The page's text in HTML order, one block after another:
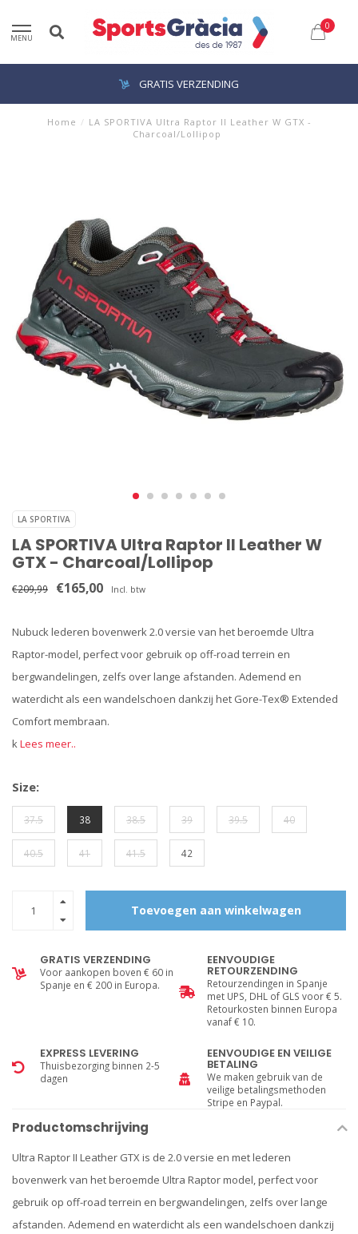
MENU
0
GRATIS VERZENDING
Home / LA SPORTIVA Ultra Raptor II Leather W GTX -
Charcoal/Lollipop
LA SPORTIVA
LA SPORTIVA Ultra Raptor II Leather W
GTX - Charcoal/Lollipop
€209,99 €165,00 Incl. btw
Nubuck lederen bovenwerk 2.0 versie van het beroemde Ultra
Raptor-model, perfect voor gebruik op off-road terrein en
bergwandelingen, zelfs over lange afstanden. Ademend en
waterdicht als een wandelschoen dankzij het Gore-Tex® Extended
Comfort membraan.
kLees meer..
Size:
37.5 38 38.5 39 39.5 40
40.5 41 41.5 42
Toevoegen aan winkelwagen
GRATIS VERZENDING
Voor aankopen boven € 60 in
Spanje en € 200 in Europa.
EENVOUDIGE
RETOURZENDING
Retourzendingen in Spanje
met UPS, DHL of GLS voor € 5.
Retourkosten binnen Europa
vanaf € 10.
EXPRESS LEVERING
Thuisbezorging binnen 2-5
dagen
EENVOUDIGE EN VEILIGE
BETALING
We maken gebruik van de
veilige betalingsmethoden
Stripe en Paypal.
Productomschrijving
Ultra Raptor II Leather GTX is de 2.0 versie en met lederen
bovenwerk van het beroemde Ultra Raptor model, perfect voor
gebruik op off-road terrein en bergwandelingen, zelfs over lange
afstanden. Ademend en waterdicht als een wandelschoen dankzij